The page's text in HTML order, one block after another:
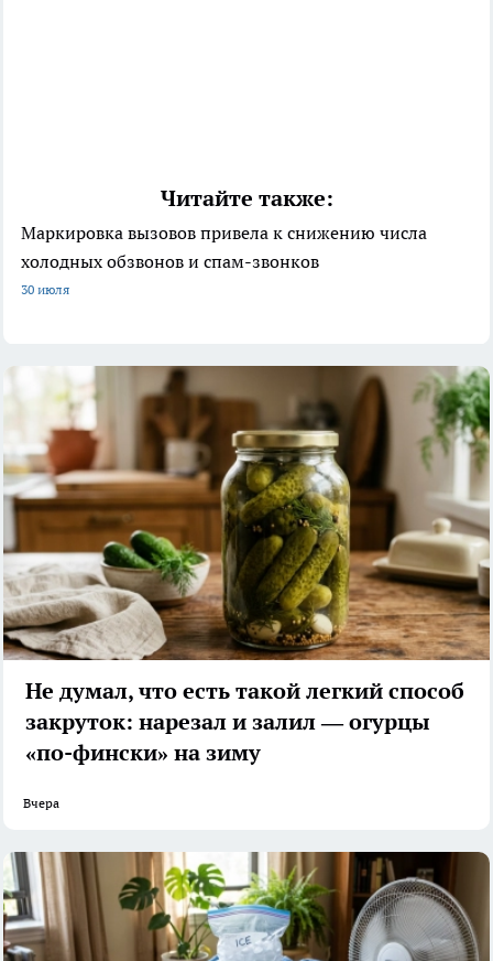
Читайте также:
Маркировка вызовов привела к снижению числа
холодных обзвонов и спам-звонков
30 июля
Не думал, что есть такой легкий способ
закруток: нарезал и залил — огурцы
«по-фински» на зиму
Вчера